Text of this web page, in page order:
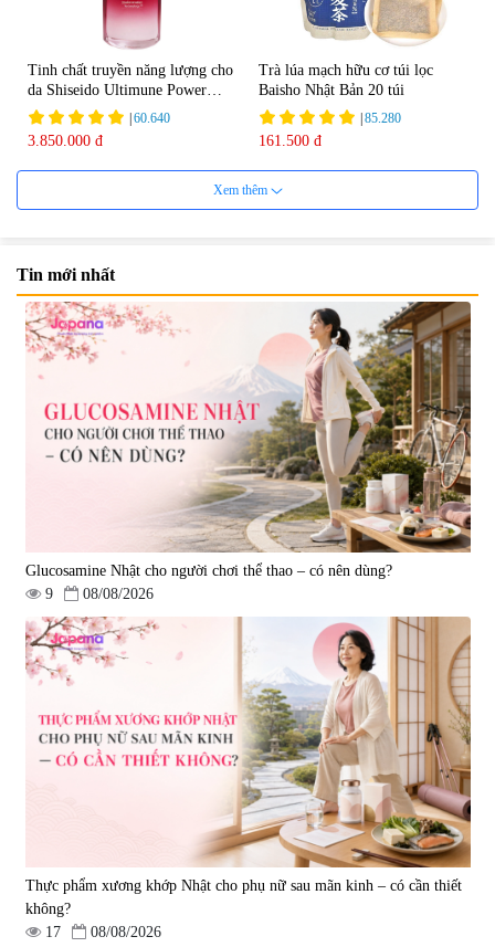
Tinh chất truyền năng lượng cho
da Shiseido Ultimune Power
75ml
|60.640
3.850.000 đ
Trà lúa mạch hữu cơ túi lọc
Baisho Nhật Bản 20 túi
|85.280
161.500 đ
Viên uống bổ não Ribeto Shoji
|57.920
1.450.000 đ
Viên nang uống cải thiện thị lực,
trí nhớ DHA + EPA + Flaxseed
Oil 30 viên/gói - Date 02/2027
|52.346
225.000 đ
Tẩy tế bào chết Nichiei Bussan
Nano NMN+ Peeling Gel
| 0
1.490.000 đ
Viên uống hỗ trợ bền thành
mạch, ngừa tai biến Elastin Plus
& Nattokinase Hokoen 80 viên
0
980.000 đ
Xem thêm
Tin mới nhất
Glucosamine Nhật cho người chơi thể thao – có nên dùng?
9
08/08/2026
Thực phẩm xương khớp Nhật cho phụ nữ sau mãn kinh – có cần thiết
không?
17
08/08/2026